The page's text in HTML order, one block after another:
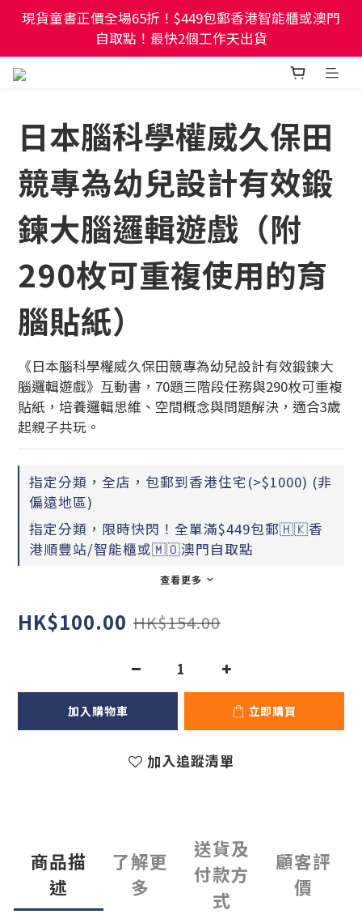
現貨童書正價全場65折！$449包郵香港智能櫃或澳門
自取點！最快2個工作天出貨
現貨童書正價全場65折！$449包郵香港智能櫃或澳門
自取點！最快2個工作天出貨
幼稚園及小學試卷/練習📚任選3件85折🌟5件75折
現貨童書正價全場65折！$449包郵香港智能櫃或澳門
自取點！最快2個工作天出貨
日本腦科學權威久保田
競專為幼兒設計有效鍛
鍊大腦邏輯遊戲（附
290枚可重複使用的育
腦貼紙）
《日本腦科學權威久保田競專為幼兒設計有效鍛鍊大
腦邏輯遊戲》互動書，70題三階段任務與290枚可重複
貼紙，培養邏輯思維、空間概念與問題解決，適合3歲
起親子共玩。
指定分類，全店，包郵到香港住宅(>$1000) (非
偏遠地區)
指定分類，限時快閃！全單滿$449包郵🇭🇰香
港順豐站/智能櫃或🇲🇴澳門自取點
查看更多
HK$100.00 HK$154.00
加入購物車 立即購買
加入追蹤清單
商品描
述
了解更
多
送貨及
付款方
式
顧客評
價